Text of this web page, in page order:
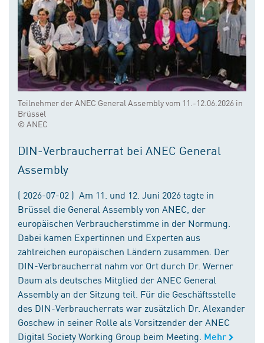
Teilnehmer der ANEC General Assembly vom 11.-12.06.2026 in
Brüssel
© ANEC
DIN-Verbraucherrat bei ANEC General
Assembly
( 2026-07-02 ) Am 11. und 12. Juni 2026 tagte in
Brüssel die General Assembly von ANEC, der
europäischen Verbraucherstimme in der Normung.
Dabei kamen Expertinnen und Experten aus
zahlreichen europäischen Ländern zusammen. Der
DIN-Verbraucherrat nahm vor Ort durch Dr. Werner
Daum als deutsches Mitglied der ANEC General
Assembly an der Sitzung teil. Für die Geschäftsstelle
des DIN-Verbraucherrats war zusätzlich Dr. Alexander
Goschew in seiner Rolle als Vorsitzender der ANEC
Digital Society Working Group beim Meeting. Mehr